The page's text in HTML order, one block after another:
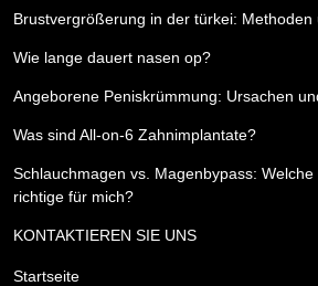
Brustvergrößerung in der türkei: Methoden
Wie lange dauert nasen op?
Angeborene Peniskrümmung: Ursachen
Was sind All-on-6 Zahnimplantate?
Schlauchmagen vs. Magenbypass:
richtige für mich?
KONTAKTIEREN SIE UNS
Startseite